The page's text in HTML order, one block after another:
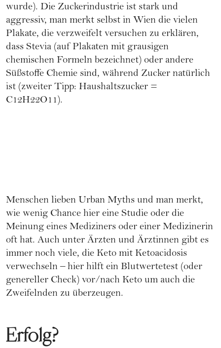
wurde). Die Zuckerindustrie ist stark und
aggressiv, man merkt selbst in Wien die vielen
Plakate, die verzweifelt versuchen zu erklären,
dass Stevia (auf Plakaten mit grausigen
chemischen Formeln bezeichnet) oder andere
Süßstoffe Chemie sind, während Zucker natürlich
ist (zweiter Tipp: Haushaltszucker =
C12H22O11).
Menschen lieben Urban Myths und man merkt,
wie wenig Chance hier eine Studie oder die
Meinung eines Mediziners oder einer Medizinerin
oft hat. Auch unter Ärzten und Ärztinnen gibt es
immer noch viele, die Keto mit Ketoacidosis
verwechseln – hier hilft ein Blutwertetest (oder
genereller Check) vor/nach Keto um auch die
Zweifelnden zu überzeugen.
Erfolg?